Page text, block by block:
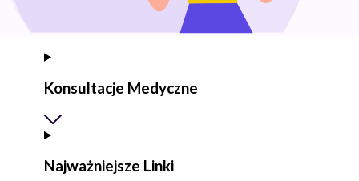
Konsultacje Medyczne
Najważniejsze Linki